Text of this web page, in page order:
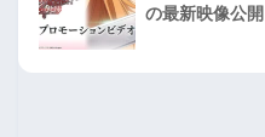
の最新映像公開